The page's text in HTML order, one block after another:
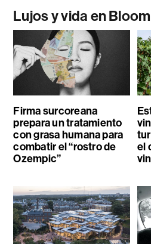
Lujos y vida en
Firma surcoreana
prepara un tratamiento
con grasa humana para
combatir el “rostro de
Ozempic”
el